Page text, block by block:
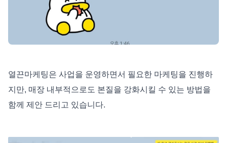
열끈마케팅은 사업을 운영하면서 필요한 마케팅을 진행하
지만, 매장 내부적으로도 본질을 강화시킬 수 있는 방법을
함께 제안 드리고 있습니다.